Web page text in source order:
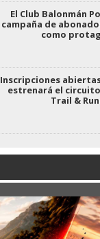
El Club Balonmán
campaña de
como
Inscripciones
estrenará el
Trail &